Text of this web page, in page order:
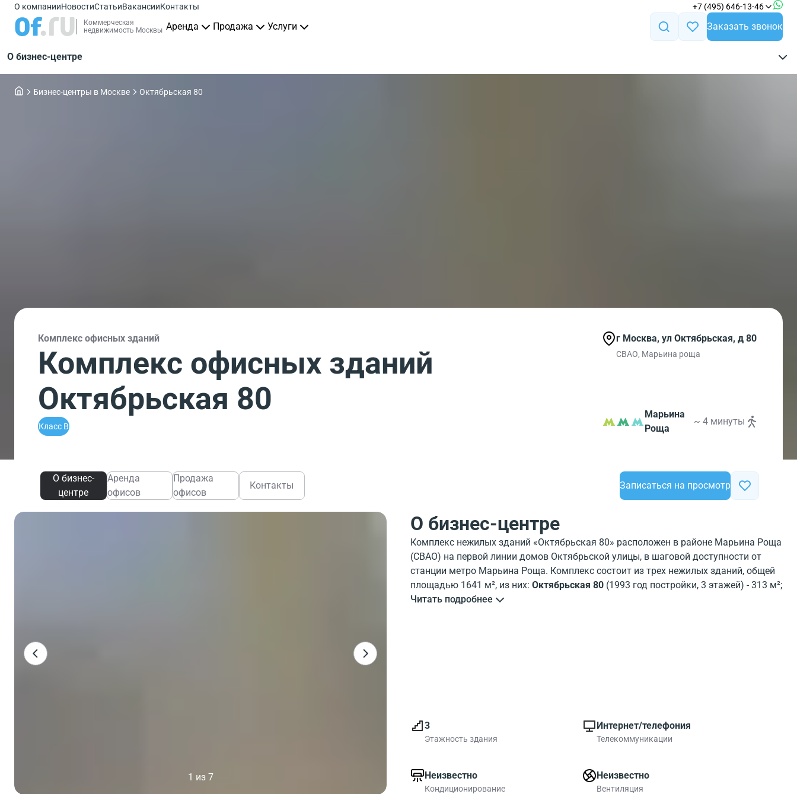
О компанииНовостиСтатьиВакансииКонтакты +7 (495) 646-13-46
Коммерческая
недвижимость Москвы Аренда Продажа Услуги Заказать звонок
О бизнес-центре
Бизнес-центры в Москве Октябрьская 80
Комплекс офисных зданий
Комплекс офисных зданий
Октябрьская 80
Класс B
г Москва, ул Октябрьская, д 80
СВАО, Марьина роща
Марьина
Роща
~ 4 минуты
О бизнес-
центре
Аренда
офисов
Продажа
офисов
Контакты Записаться на просмотр
1 из 7
О бизнес-центре
Комплекс нежилых зданий «Октябрьская 80» расположен в районе Марьина Роща
(СВАО) на первой линии домов Октябрьской улицы, в шаговой доступности от
станции метро Марьина Роща. Комплекс состоит из трех нежилых зданий, общей
площадью 1641 м², из них: Октябрьская 80 (1993 год постройки, 3 этажей) - 313 м²;
Октябрьская 80 строение 1
Читать подробнее
3
Этажность здания
Интернет/телефония
Телекоммуникации
Неизвестно
Кондиционирование
Неизвестно
Вентиляция